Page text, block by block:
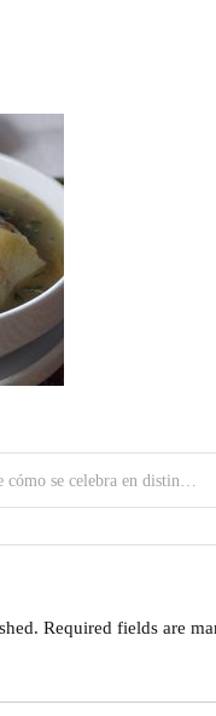
en distintos rincones del país
Required fields are